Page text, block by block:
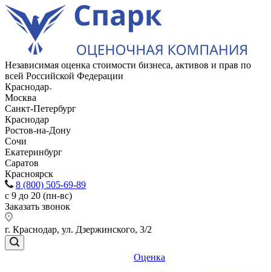
Независимая оценка стоимости бизнеса, активов и прав по
всей Российской Федерации
Краснодар
Москва
Санкт-Петербург
Краснодар
Ростов-на-Дону
Сочи
Екатеринбург
Саратов
Красноярск
8 (800) 505-69-89
с 9 до 20 (пн-вс)
Заказать звонок
г. Краснодар, ул. Дзержинского, 3/2
Оценка